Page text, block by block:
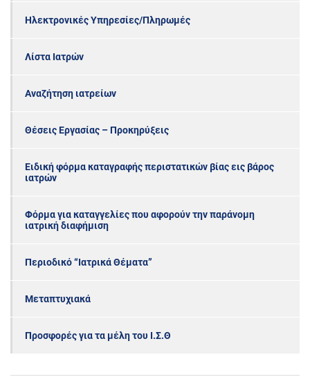
Ηλεκτρονικές Υπηρεσίες/Πληρωμές
Λίστα Ιατρών
Αναζήτηση ιατρείων
Θέσεις Εργασίας – Προκηρύξεις
Ειδική φόρμα καταγραφής περιστατικών βίας εις βάρος
ιατρών
Φόρμα για καταγγελίες που αφορούν την παράνομη
ιατρική διαφήμιση
Περιοδικό “Ιατρικά Θέματα”
Μεταπτυχιακά
Προσφορές για τα μέλη του Ι.Σ.Θ